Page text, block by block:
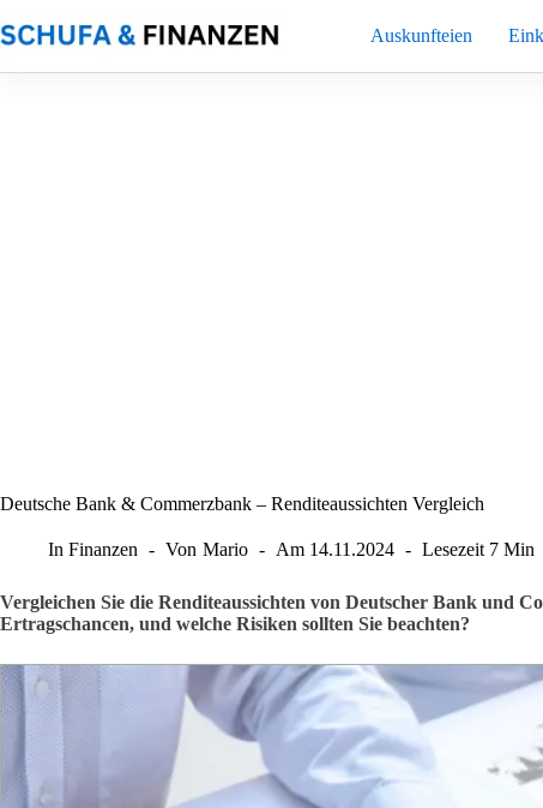
Inhalt
springen
Auskunfteien
Deutsche Bank & Commerzbank – Renditeaussichten Vergleich
In Finanzen Von Mario Am 14.11.2024 Lesezeit 7 Min
Vergleichen Sie die Renditeaussichten von Deutscher Bank und
Ertragschancen, und welche Risiken sollten Sie beachten?